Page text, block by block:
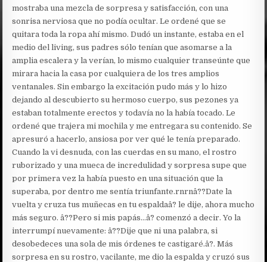
mostraba una mezcla de sorpresa y satisfacción, con una
sonrisa nerviosa que no podía ocultar. Le ordené que se
quitara toda la ropa ahí mismo. Dudó un instante, estaba en el
medio del living, sus padres sólo tenían que asomarse a la
amplia escalera y la verían, lo mismo cualquier transeúnte que
mirara hacia la casa por cualquiera de los tres amplios
ventanales. Sin embargo la excitación pudo más y lo hizo
dejando al descubierto su hermoso cuerpo, sus pezones ya
estaban totalmente erectos y todavía no la había tocado. Le
ordené que trajera mi mochila y me entregara su contenido. Se
apresuró a hacerlo, ansiosa por ver qué le tenía preparado.
Cuando la vi desnuda, con las cuerdas en su mano, el rostro
ruborizado y una mueca de incredulidad y sorpresa supe que
por primera vez la había puesto en una situación que la
superaba, por dentro me sentía triunfante.rnrnâ??Date la
vuelta y cruza tus muñecas en tu espaldaâ? le dije, ahora mucho
más seguro. â??Pero si mis papás…â? comenzó a decir. Yo la
interrumpí nuevamente: â??Dije que ni una palabra, si
desobedeces una sola de mis órdenes te castigaré.â?. Más
sorpresa en su rostro, vacilante, me dio la espalda y cruzó sus